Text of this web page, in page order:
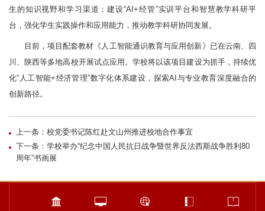
生的知识视野和学习渠道；建设“AI+经管”实训平台和智慧教学科研平
台，强化学生实践操作和应用能力，推动教学科研协同发展。
目前，项目配套教材《人工智能通识教育与应用创新》已在云南、四
川、陕西等多地高校开展试点应用。学校将以该项目建设为抓手，持续优
化“人工智能+经济管理”数字化体系建设，探索AI与专业教育深度融合的
创新路径。
上一条：校党委书记陈红赴文山州推进校地合作事宜
下一条：学校举办“纪念中国人民抗日战争暨世界反法西斯战争胜利80
周年”书画展